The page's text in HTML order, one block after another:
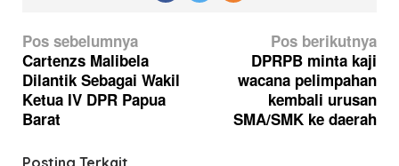
N
a
v
i
Pos sebelumnya
Cartenzs Malibela
Dilantik Sebagai Wakil
Ketua IV DPR Papua
Barat
Pos berikutnya
DPRPB minta kaji
wacana pelimpahan
kembali urusan
SMA/SMK ke daerah